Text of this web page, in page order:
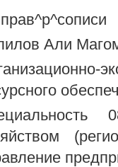
Али